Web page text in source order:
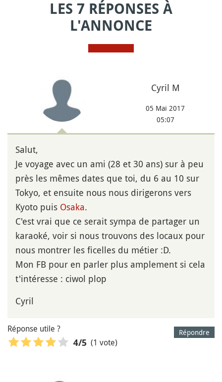
LES 7 RÉPONSES À
L'ANNONCE
Cyril M
05 Mai 2017
05:07
Salut,
Je voyage avec un ami (28 et 30 ans) sur à peu
près les mêmes dates que toi, du 6 au 10 sur
Tokyo, et ensuite nous nous dirigerons vers
Kyoto puis Osaka.
C'est vrai que ce serait sympa de partager un
karaoké, voir si nous trouvons des locaux pour
nous montrer les ficelles du métier :D.
Mon FB pour en parler plus amplement si cela
t'intéresse : ciwol plop
Cyril
Répondre
Réponse utile ?
4/5 (1 vote)